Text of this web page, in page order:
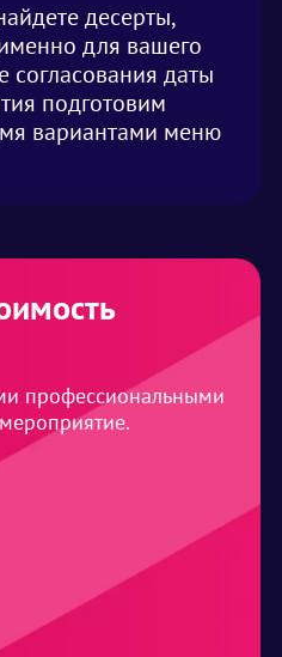
десерты,
для вашего
согласования даты
подготовим
вариантами меню
профессиональными